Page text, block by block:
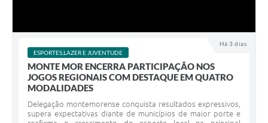
Há 3 dias
ESPORTES,LAZER E JUVENTUDE
MONTE MOR ENCERRA PARTICIPAÇÃO NOS
JOGOS REGIONAIS COM DESTAQUE EM QUATRO
MODALIDADES ​
Delegação montemorense conquista resultados expressivos,
supera expectativas diante de municípios de maior porte e